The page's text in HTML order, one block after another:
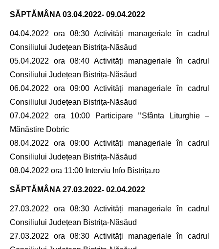
SĂPTĂMÂNA 03.04.2022- 09.04.2022
04.04.2022 ora 08:30 Activități manageriale în cadrul
Consiliului Județean Bistrița-Năsăud
05.04.2022 ora 08:40 Activități manageriale în cadrul
Consiliului Județean Bistrița-Năsăud
06.04.2022 ora 09:00 Activități manageriale în cadrul
Consiliului Județean Bistrița-Năsăud
07.04.2022 ora 10:00 Participare ’’Sfânta Liturghie –
Mănăstire Dobric
08.04.2022 ora 09:00 Activități manageriale în cadrul
Consiliului Județean Bistrița-Năsăud
08.04.2022 ora 11:00 Interviu Info Bistrița.ro
SĂPTĂMÂNA 27.03.2022- 02.04.2022
27.03.2022 ora 08:30 Activități manageriale în cadrul
Consiliului Județean Bistrița-Năsăud
27.03.2022 ora 08:30 Activități manageriale în cadrul